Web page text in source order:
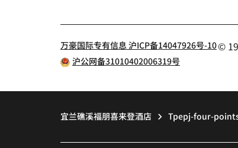
万豪国际专有信息 沪ICP备14047926号-10©
沪公网备31010402006319号
宜兰礁溪福朋喜来登酒店 Tpepj-four-